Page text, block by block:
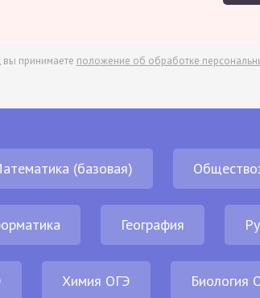
вы принимаете положение об обработке
(базовая)
География
Химия ОГЭ Биология